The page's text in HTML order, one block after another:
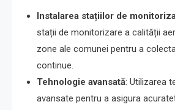
Instalarea stațiilor de
stații de monitorizare a calității
zone ale comunei pentru a
continue.
Tehnologie avansată: Utilizarea
avansate pentru a asigura